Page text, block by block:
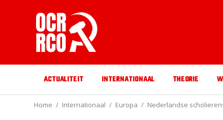
ACTUALITEIT INTERNATIONAAL THEORIE
Home Internationaal Europa Nederlandse